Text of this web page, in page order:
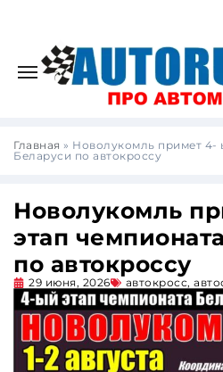
Главная » Новолукомль примет 4-
Беларуси по автокроссу
Новолукомль
этап
по автокроссу
29 июня, 2026 автокросс,